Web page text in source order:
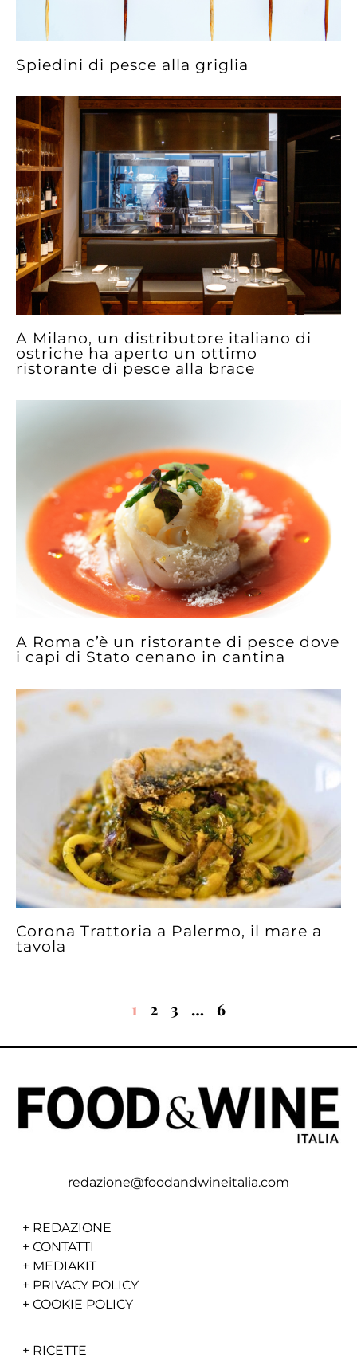
Spiedini di pesce alla griglia
A Milano, un distributore italiano di
ostriche ha aperto un ottimo
ristorante di pesce alla brace
A Roma c’è un ristorante di pesce dove
i capi di Stato cenano in cantina
Corona Trattoria a Palermo, il mare a
tavola
1 2 3 … 6
redazione@foodandwineitalia.com
+ REDAZIONE
+ CONTATTI
+ MEDIAKIT
+ PRIVACY POLICY
+ COOKIE POLICY
+ RICETTE